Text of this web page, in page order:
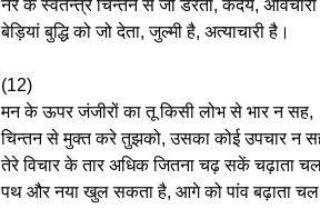
नर के स्वतन्त्र चिन्तन से जो डरता, कदर्य, अविचारी
बेड़ियां बुद्धि को जो देता, जुल्मी है, अत्याचारी है।
(12)
मन के ऊपर जंजीरों का तू किसी लोभ से भार न सह,
चिन्तन से मुक्त करे तुझको, उसका कोई उपचार न
तेरे विचार के तार अधिक जितना चढ़ सकें चढ़ाता
पथ और नया खुल सकता है, आगे को पांव बढ़ाता